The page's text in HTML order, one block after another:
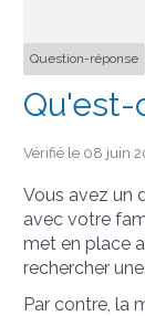
Question-réponse
Qu'est-
Vérifié le 08 juin
Vous avez un
avec votre
met en place
rechercher
Par contre, la